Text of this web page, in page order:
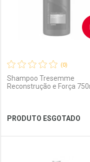
Ver Desconto Convênio
(0)
Shampoo Tresemme
Reconstrução e Força
PRODUTO ESGOTADO
AVISE-ME